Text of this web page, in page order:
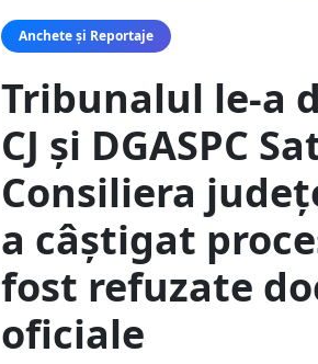
Anchete și Reportaje
Tribunalul le-a
CJ și DGASPC
Consiliera
a câștigat
fost refuzate
oficiale